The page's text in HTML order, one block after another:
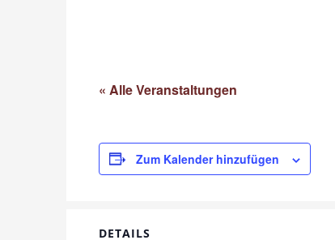
« Alle Veranstaltungen
Zum Kalender hinzufügen
DETAILS